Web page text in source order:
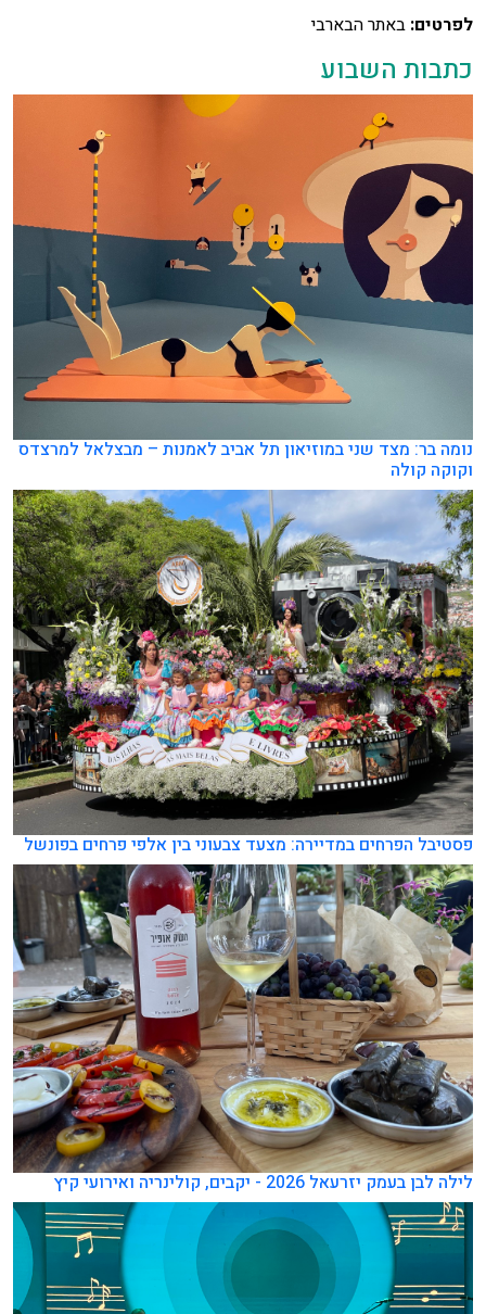
לפרטים: באתר הבארבי
כתבות השבוע
נומה בר: מצד שני במוזיאון תל אביב לאמנות – מבצלאל למרצדס
וקוקה קולה
פסטיבל הפרחים במדיירה: מצעד צבעוני בין אלפי פרחים בפונשל
לילה לבן בעמק יזרעאל 2026 - יקבים, קולינריה ואירועי קיץ